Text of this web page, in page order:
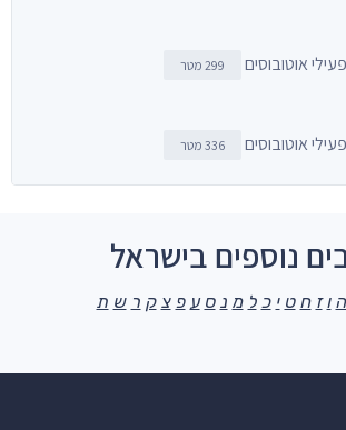
299 מטר
336 מטר
נוספים בישראל
ה ו ז ח ט י כ ל מ נ ס ע פ צ ק ר ש ת